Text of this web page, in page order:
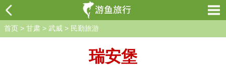
首页 > 甘肃 > 武威 > 民勤旅游
瑞安堡